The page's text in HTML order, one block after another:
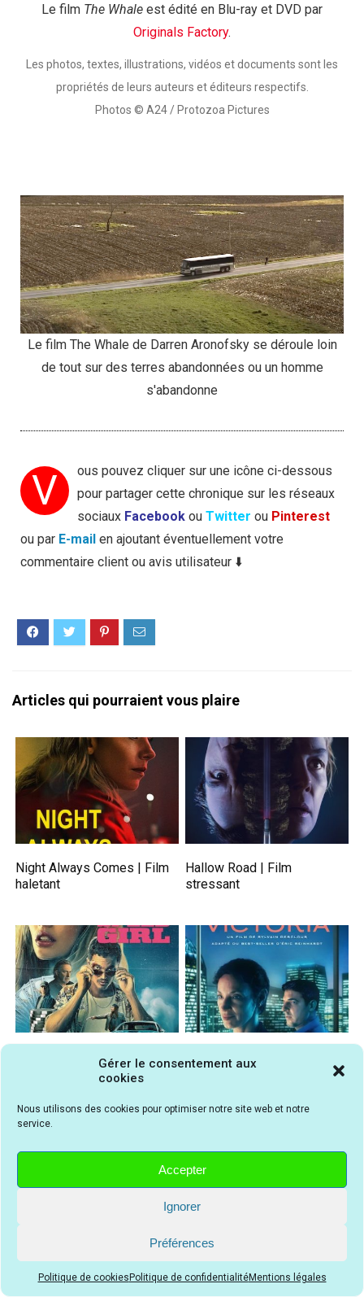
Gérer le consentement aux
cookies
Nous utilisons des cookies pour optimiser notre site web et notre
service.
Accepter
Ignorer
Préférences
Politique de cookies Politique de confidentialitéMentions légales
Le film The Whale est édité en Blu-ray et DVD par
Originals Factory.
Les photos, textes, illustrations, vidéos et documents sont les
propriétés de leurs auteurs et éditeurs respectifs.
Photos © A24 / Protozoa Pictures
Le film The Whale de Darren Aronofsky se déroule loin
de tout sur des terres abandonnées ou un homme
s'abandonne
V
ous pouvez cliquer sur une icône ci-dessous
pour partager cette chronique sur les réseaux
sociaux Facebook ou Twitter ou Pinterest
ou par E-mail en ajoutant éventuellement votre
commentaire client ou avis utilisateur ⬇️
Articles qui pourraient vous plaire
Night Always Comes | Film
haletant
Hallow Road | Film
stressant
Wild Speed Girl | Film
Le Système Victoria | Film
captivant
RÉSUMÉ du film The Whale
AVIS sur le film The Whale
CRITIQUE du film The Whale